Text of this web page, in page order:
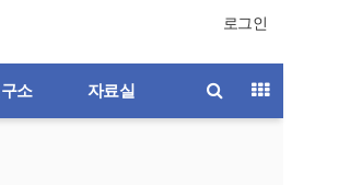
로그인
소 자료실